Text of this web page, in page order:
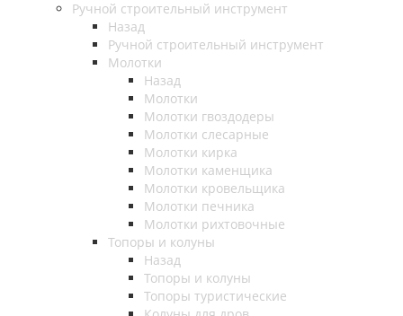
Ручной строительный инструмент
Назад
Ручной строительный инструмент
Молотки
Назад
Молотки
Молотки гвоздодеры
Молотки слесарные
Молотки кирка
Молотки каменщика
Молотки кровельщика
Молотки печника
Молотки рихтовочные
Топоры и колуны
Назад
Топоры и колуны
Топоры туристические